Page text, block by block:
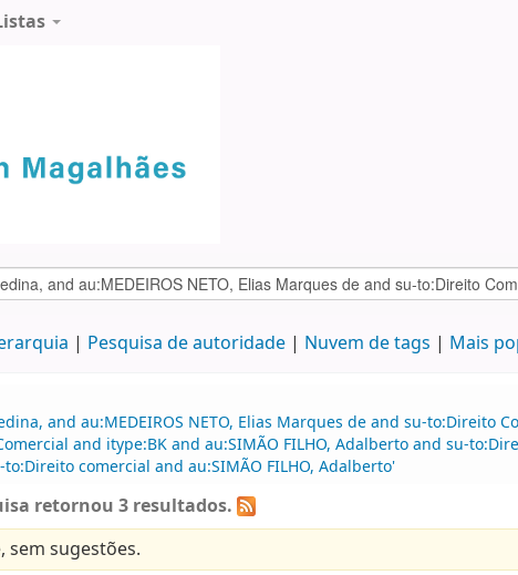
Pesquisa de autoridade Nuvem de tags Mais
and au:MEDEIROS NETO, Elias Marques de and su-to:Direito
and itype:BK and au:SIMÃO FILHO, Adalberto and su-
comercial and au:SIMÃO FILHO, Adalberto'
retornou 3 resultados.
sem sugestões.